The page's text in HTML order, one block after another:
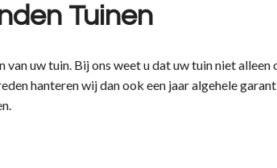
Tuinen
uw tuin. Bij ons weet u dat uw tuin niet
hanteren wij dan ook een jaar algehele